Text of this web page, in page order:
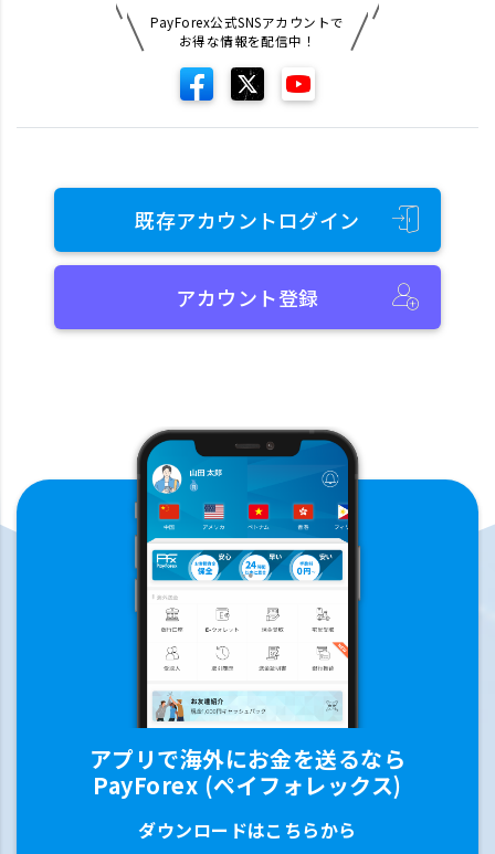
PayForex公式SNSアカウントで
お得な情報を配信中！
既存アカウントログイン
アカウント登録
アプリで海外にお金を送るなら
PayForex (ペイフォレックス)
ダウンロードはこちらから